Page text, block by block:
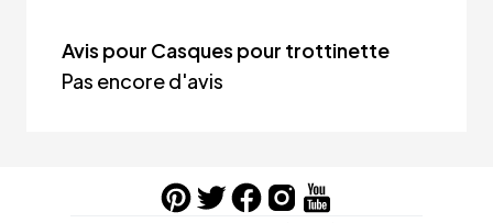
Avis pour Casques pour trottinette
Pas encore d'avis